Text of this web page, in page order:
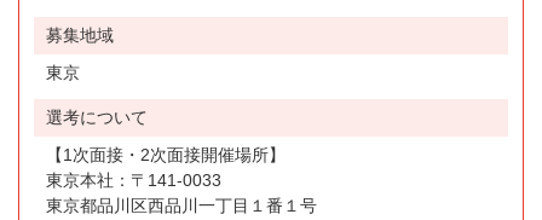
募集地域
東京
選考について
【1次面接・2次面接開催場所】
東京本社：〒141-0033
東京都品川区西品川一丁目１番１号